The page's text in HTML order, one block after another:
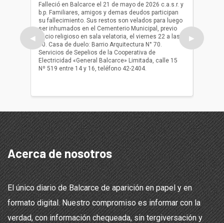
◀
Falleció en Balcarce el 21 de mayo de 2026 c.a.s.r. y
b.p. Familiares, amigos y demas deudos participan
su fallecimiento. Sus restos son velados para luego
ser inhumados en el Cementerio Municipal, previo
oficio religioso en sala velatoria, el viernes 22 a las
10. Casa de duelo: Barrio Arquitectura N° 70.
Servicios de Sepelios de la Cooperativa de
Electricidad «General Balcarce» Limitada, calle 15
Nº 519 entre 14 y 16, teléfono 42-2404.
ser
oficio
▶
Acerca de nosotros
El único diario de Balcarce de aparición en papel y en
formato digital. Nuestro compromiso es informar con la
verdad, con información chequeada, sin tergiversación y